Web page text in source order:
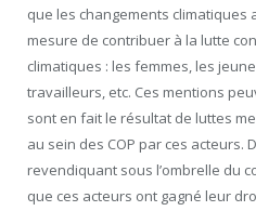
que les changements
mesure de contribuer à la lutte
climatiques : les femmes, les
travailleurs, etc. Ces mentions
sont en fait le résultat de luttes
au sein des COP par ces acteurs.
revendiquant sous l’ombrelle du
que ces acteurs ont gagné leur